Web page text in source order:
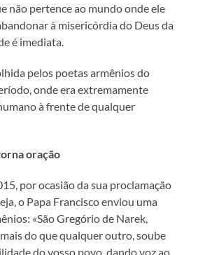
não pertence ao mundo onde ele
à misericórdia do Deus da
é imediata.
pelos poetas armênios do
onde era extremamente
à frente de qualquer
oração
por ocasião da sua proclamação
o Papa Francisco enviou uma
«São Gregório de Narek,
do que qualquer outro, soube
do vosso povo, dando voz ao